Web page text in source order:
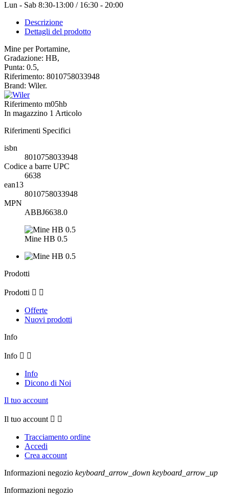
Lun - Sab 8:30-13:00 / 16:30 - 20:00
Descrizione
Dettagli del prodotto
Mine per Portamine,
Gradazione: HB,
Punta: 0.5,
Riferimento: 8010758033948
Brand: Wiler.
Riferimento m05hb
In magazzino 1 Articolo
Riferimenti Specifici
isbn
8010758033948
Codice a barre UPC
6638
ean13
8010758033948
MPN
ABBJ6638.0
Mine HB 0.5
Prodotti
Prodotti  
Offerte
Nuovi prodotti
Info
Info  
Info
Dicono di Noi
Il tuo account
Il tuo account  
Tracciamento ordine
Accedi
Crea account
Informazioni negozio keyboard_arrow_down keyboard_arrow_up
Informazioni negozio